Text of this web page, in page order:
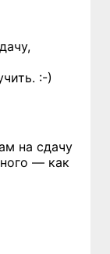
:-)
на сдачу
— как